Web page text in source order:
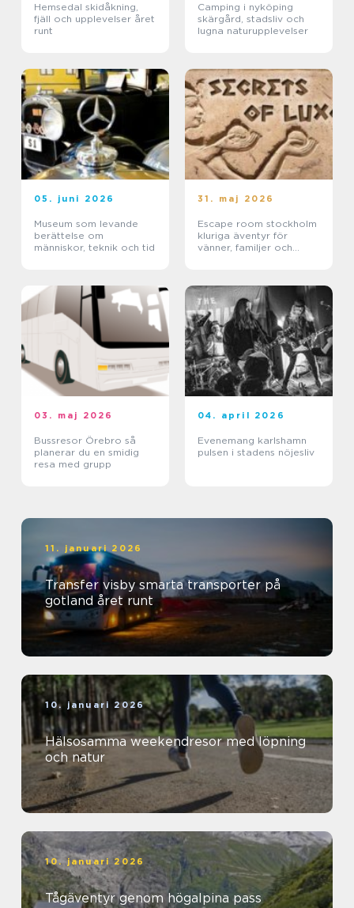
Hemsedal skidåkning,
fjäll och upplevelser året
runt
Camping i nyköping
skärgård, stadsliv och
lugna naturupplevelser
05. juni 2026
Museum som levande
berättelse om
människor, teknik och tid
31. maj 2026
Escape room stockholm
kluriga äventyr för
vänner, familjer och
03. maj 2026
Bussresor Örebro så
planerar du en smidig
resa med grupp
04. april 2026
Evenemang karlshamn
pulsen i stadens nöjesliv
11. januari 2026
Transfer visby smarta transporter på
gotland året runt
10. januari 2026
Hälsosamma weekendresor med löpning
och natur
10. januari 2026
Tågäventyr genom högalpina pass